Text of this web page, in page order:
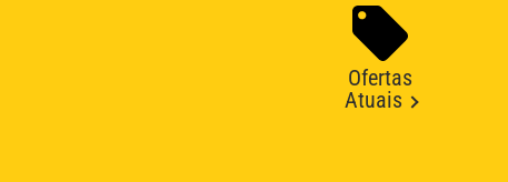
Ofertas
Atuais